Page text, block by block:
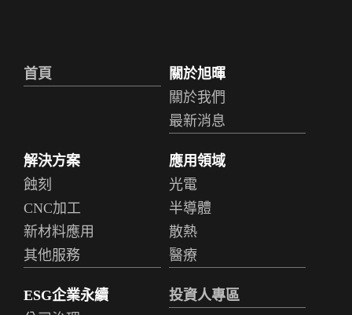
首頁
關於旭暉
關於我們
最新消息
解決方案
蝕刻
CNC加工
新材料應用
其他服務
應用領域
光電
半導體
散熱
醫療
ESG企業永續
投資人專區